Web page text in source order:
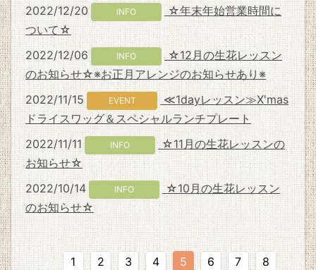
2022/12/20
INFO
☆年末年始営業時間に
ついて☆
2022/12/06
INFO
☆12月の生花レッスン
のお知らせ☆※お正月アレンジのお知らせあり※
2022/11/15
EVENT
≪1dayレッスン≫X'mas
ドライスワッグ＆スペシャルランチプレート
2022/11/11
INFO
☆11月の生花レッスンの
お知らせ☆
2022/10/14
INFO
☆10月の生花レッスン
のお知らせ☆
1 2 3 4 5 6 7
8